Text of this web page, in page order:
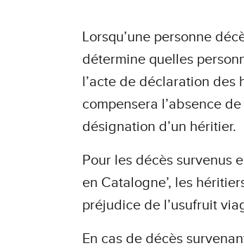
Lorsqu’une personne
détermine quelles
l’acte de déclaration des
compensera l’absence
désignation d’un héritier.
Pour les décès survenus
en Catalogne’, les
préjudice de l’usufruit
En cas de décès